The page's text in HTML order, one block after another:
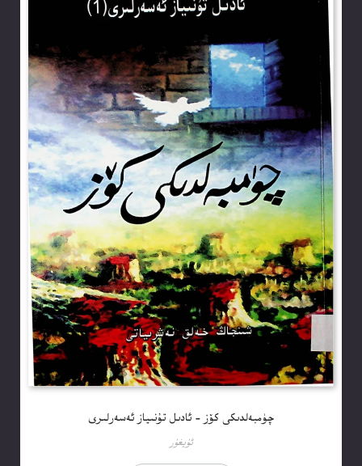
چۈمبەلدىكى كۆز – ئادىل تۇنىياز ئەسەرلىرى
ئۇيغۇر